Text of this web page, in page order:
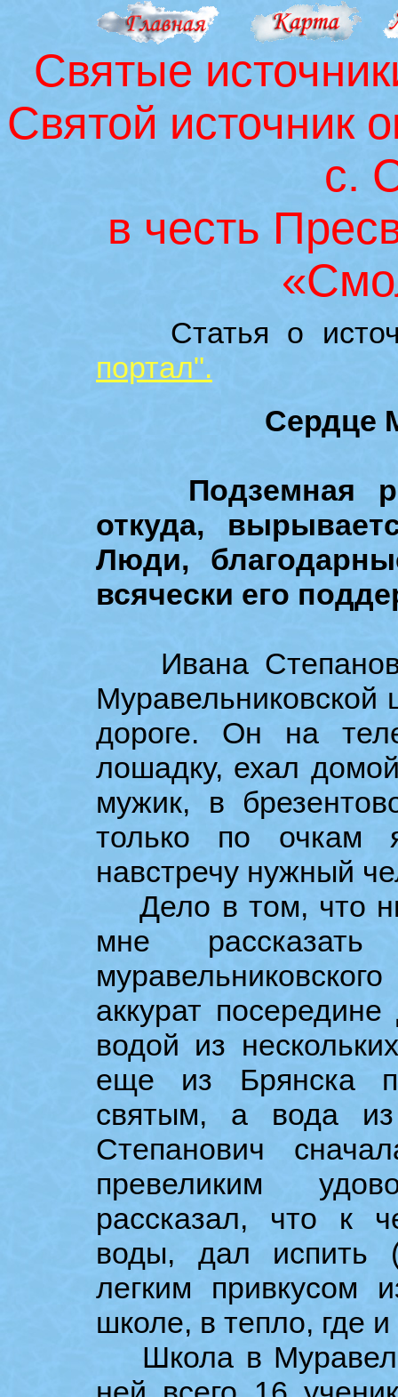
Святые
Святой источник
с.
в честь
Статья о
портал".
Сердце
Подземная
откуда,
Люди,
всячески его
Ивана
дороге. Он на
лошадку, ехал
мужик, в
только по очкам
навстречу нужный
Дело в том, что
мне рассказать
аккурат
водой из
еще из Брянска
святым, а вода
Степанович
превеликим
рассказал, что к
воды, дал испить
легким привкусом
школе, в тепло, где
Школа в